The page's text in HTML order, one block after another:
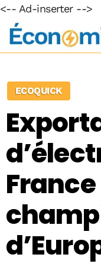
<-- Ad-inserter -->
ECOQUICK
France